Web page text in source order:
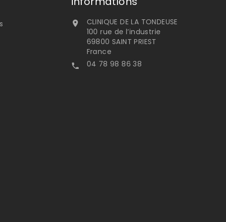

CLINIQUE DE LA TONDEUSE
100 rue de l’industrie
69800 SAINT PRIEST
France
 04 78 98 86 38